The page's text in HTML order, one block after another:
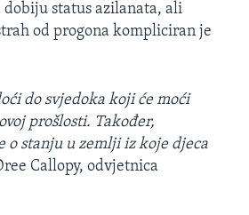
dobiju status azilanata, ali
od progona kompliciran je
do svjedoka koji će moći
prošlosti. Također,
o stanju u zemlji iz koje djeca
Callopy, odvjetnica